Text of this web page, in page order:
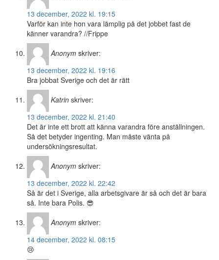
13 december, 2022 kl. 19:15
Varför kan inte hon vara lämplig på det jobbet fast de
känner varandra? //Frippe
Anonym skriver:
13 december, 2022 kl. 19:16
Bra jobbat Sverige och det är rätt
Katrin skriver:
13 december, 2022 kl. 21:40
Det är inte ett brott att känna varandra före anställningen.
Så det betyder ingenting. Man måste vänta på
undersökningsresultat.
Anonym skriver:
13 december, 2022 kl. 22:42
Så är det i Sverige, alla arbetsgivare är så och det är bara
så. Inte bara Polis. 😎
Anonym skriver:
14 december, 2022 kl. 08:15
😢